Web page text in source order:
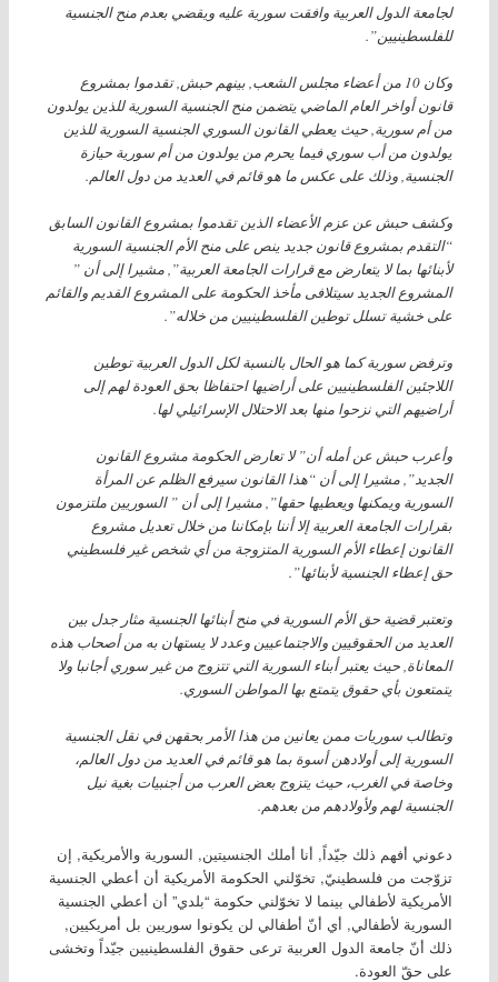
لجامعة الدول العربية وافقت سورية عليه ويقضي بعدم منح الجنسية
للفلسطينيين”.
وكان 10 من أعضاء مجلس الشعب, بينهم حبش, تقدموا بمشروع
قانون أواخر العام الماضي يتضمن منح الجنسية السورية للذين يولدون
من أم سورية, حيث يعطي القانون السوري الجنسية السورية للذين
يولدون من أب سوري فيما يحرم من يولدون من أم سورية حيازة
الجنسية, وذلك على عكس ما هو قائم في العديد من دول العالم.
وكشف حبش عن عزم الأعضاء الذين تقدموا بمشروع القانون السابق
“التقدم بمشروع قانون جديد ينص على منح الأم الجنسية السورية
لأبنائها بما لا يتعارض مع قرارات الجامعة العربية”, مشيرا إلى أن ”
المشروع الجديد سيتلافى مأخذ الحكومة على المشروع القديم والقائم
على خشية تسلل توطين الفلسطينيين من خلاله”.
وترفض سورية كما هو الحال بالنسبة لكل الدول العربية توطين
اللاجئين الفلسطينيين على أراضيها احتفاظا بحق العودة لهم إلى
أراضيهم التي نزحوا منها بعد الاحتلال الإسرائيلي لها.
وأعرب حبش عن أمله أن” لا تعارض الحكومة مشروع القانون
الجديد”, مشيرا إلى أن “هذا القانون سيرفع الظلم عن المرأة
السورية ويمكنها ويعطيها حقها”, مشيرا إلى أن ” السوريين ملتزمون
بقرارات الجامعة العربية إلا أننا بإمكاننا من خلال تعديل مشروع
القانون إعطاء الأم السورية المتزوجة من أي شخص غير فلسطيني
حق إعطاء الجنسية لأبنائها”.
وتعتبر قضية حق الأم السورية في منح أبنائها الجنسية مثار جدل بين
العديد من الحقوقيين والاجتماعيين وعدد لا يستهان به من أصحاب هذه
المعاناة, حيث يعتبر أبناء السورية التي تتزوج من غير سوري أجانبا ولا
يتمتعون بأي حقوق يتمتع بها المواطن السوري.
وتطالب سوريات ممن يعانين من هذا الأمر بحقهن في نقل الجنسية
السورية إلى أولادهن أسوة بما هو قائم في العديد من دول العالم،
وخاصة في الغرب، حيث يتزوج بعض العرب من أجنبيات بغية نيل
الجنسية لهم ولأولادهم من بعدهم.
دعوني أفهم ذلك جيّداً, أنا أملك الجنسيتين, السورية والأمريكية, إن
تزوّجت من فلسطينيّ, تخوّلني الحكومة الأمريكية أن أعطي الجنسية
الأمريكية لأطفالي بينما لا تخوّلني حكومة “بلدي” أن أعطي الجنسية
السورية لأطفالي, أي أنّ أطفالي لن يكونوا سوريين بل أمريكيين,
ذلك أنّ جامعة الدول العربية ترعى حقوق الفلسطينيين جيّداً وتخشى
على حقّ العودة.